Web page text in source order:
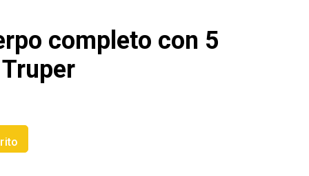
completo con 5